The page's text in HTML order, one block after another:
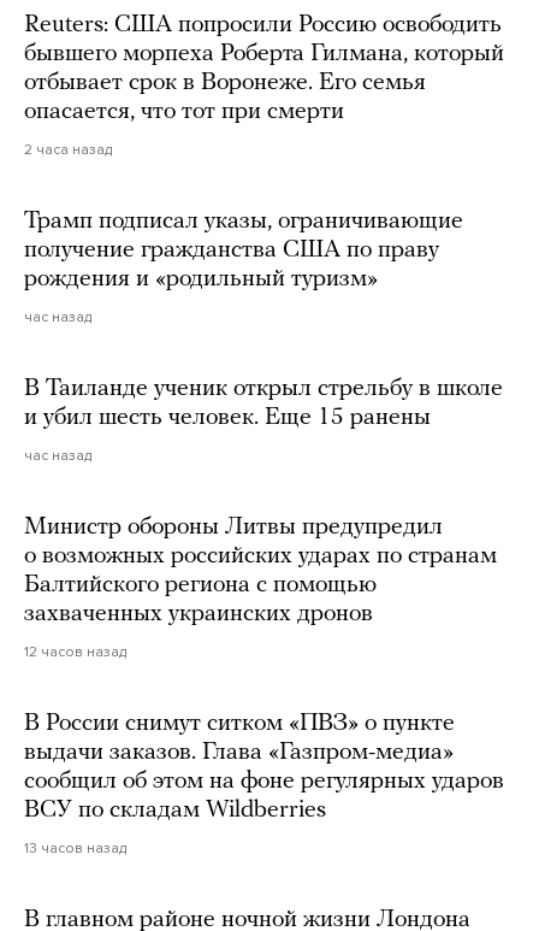
Reuters: США попросили Россию освободить
бывшего морпеха Роберта Гилмана, который
отбывает срок в Воронеже. Его семья
опасается, что тот при смерти
2 часа назад
Трамп подписал указы, ограничивающие
получение гражданства США по праву
рождения и «родильный туризм»
час назад
В Таиланде ученик открыл стрельбу в школе
и убил шесть человек. Еще 15 ранены
час назад
Министр обороны Литвы предупредил
о возможных российских ударах по странам
Балтийского региона с помощью
захваченных украинских дронов
12 часов назад
В России снимут ситком «ПВЗ» о пункте
выдачи заказов. Глава «Газпром-медиа»
сообщил об этом на фоне регулярных ударов
ВСУ по складам Wildberries
13 часов назад
В главном районе ночной жизни Лондона